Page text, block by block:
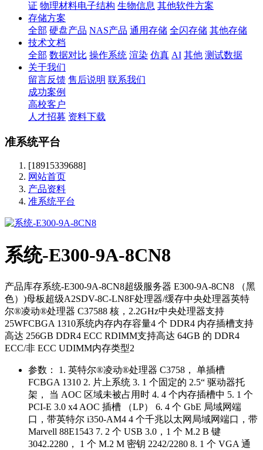
证 物理材料电子结构 生物信息 其他软件方案
存储方案
全部 硬盘产品 NAS产品 通用存储 全闪存储 其他存储
技术文档
全部 数据对比 操作系统 渲染 仿真 AI 其他 测试数据
关于我们
留言反馈 售后说明 联系我们
成功案例
高校客户
人才招募 资料下载
准系统平台
[18915339688]
网站首页
产品资料
准系统平台
系统-E300-9A-8CN8
产品库存系统-E300-9A-8CN8超级服务器 E300-9A-8CN8 （黑
色）)母板超级A2SDV-8C-LN8F处理器/缓存中央处理器英特
尔®凌动®处理器 C37588 核，2.2GHz中央处理器支持
25WFCBGA 1310系统内存内存容量4 个 DDR4 内存插槽支持
高达 256GB DDR4 ECC RDIMM支持高达 64GB 的 DDR4
ECC/非 ECC UDIMM内存类型2
参数：
1. 英特尔®凌动®处理器 C3758， 单插槽
FCBGA 1310 2. 片上系统 3. 1 个固定的 2.5“ 驱动器托
架， 当 AOC 区域未被占用时 4. 4 个内存插槽中 5. 1 个
PCI-E 3.0 x4 AOC 插槽 （LP） 6. 4 个 GbE 局域网端
口，带英特尔 i350-AM4 4 个千兆以太网局域网端口，带
Marvell 88E1543 7. 2 个 USB 3.0，1 个 M.2 B 键
3042.2280， 1 个 M.2 M 密钥 2242/2280 8. 1 个 VGA 通